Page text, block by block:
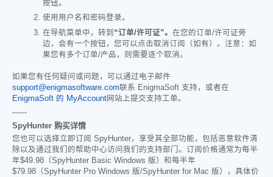
按钮。
使用用户名和密码登录。
在导航菜单中，转到 “订单/许可证”。 在您的订单/许可证旁
边，会有一个按钮，您可以点击取消订阅（如有）。注意：如
果您有多个订单/产品，则需要逐个取消。
如果您有任何疑问或问题，可以通过电子邮件
support@enigmasoftware.com联系 EnigmaSoft 支持，或者在
EnigmaSoft 的 MyAccount网站上提交支持工单。
------
SpyHunter 购买详情
您也可以选择立即订阅 SpyHunter，享受其全部功能，包括恶意软件清
除以及通过我们的帮助中心访问我们的支持部门。订阅价格通常为每半
年$49.98 （SpyHunter Basic Windows 版）和每半年
$79.98 （SpyHunter Pro Windows 版/SpyHunter for Mac 版），具体价